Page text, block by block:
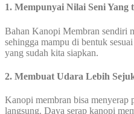
1. Mempunyai Nilai Seni Yang
Bahan Kanopi Membran sendiri
sehingga mampu di bentuk
yang sudah kita siapkan.
2. Membuat Udara Lebih
Kanopi membran bisa menyerap
langsung. Daya serap kanopi